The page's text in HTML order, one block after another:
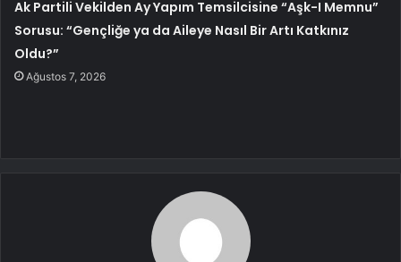
Ak Partili Vekilden Ay Yapım Temsilcisine “Aşk-I Memnu”
Sorusu: “Gençliğe ya da Aileye Nasıl Bir Artı Katkınız
Oldu?”
Ağustos 7, 2026